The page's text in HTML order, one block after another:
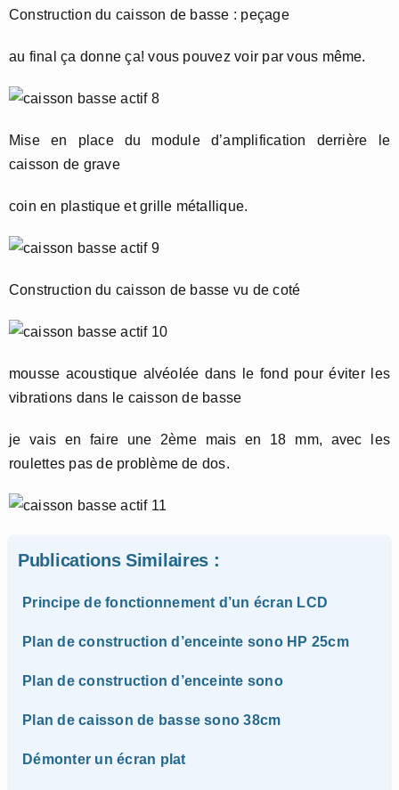
Construction du caisson de basse : peçage
au final ça donne ça! vous pouvez voir par vous même.
Mise en place du module d’amplification derrière le
caisson de grave
coin en plastique et grille métallique.
Construction du caisson de basse vu de coté
mousse acoustique alvéolée dans le fond pour éviter les
vibrations dans le caisson de basse
je vais en faire une 2ème mais en 18 mm, avec les
roulettes pas de problème de dos.
Publications Similaires :
Principe de fonctionnement d’un écran LCD
Plan de construction d’enceinte sono HP 25cm
Plan de construction d’enceinte sono
Plan de caisson de basse sono 38cm
Démonter un écran plat